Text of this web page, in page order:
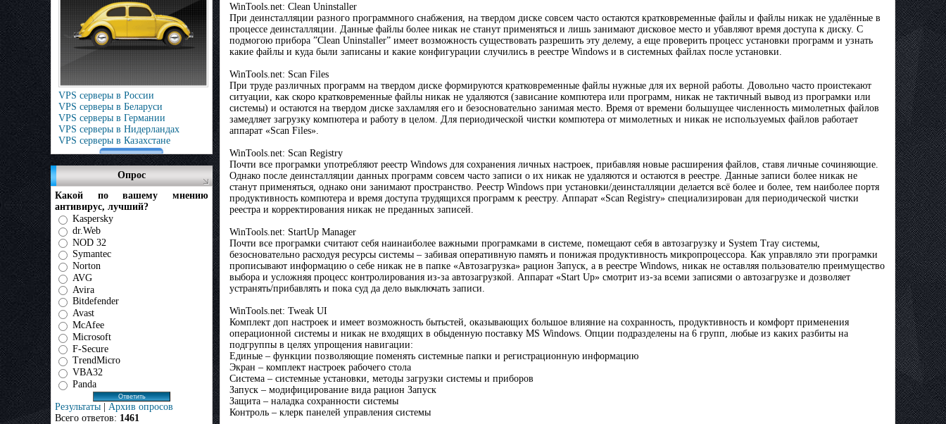
VPS серверы в России
VPS серверы в Беларуси
VPS серверы в Германии
VPS серверы в Нидерландах
VPS серверы в Казахстане
Опрос
Какой по вашему мнению
антивирус, лучший?
Kaspersky
dr.Web
NOD 32
Symantec
Norton
AVG
Avira
Bitdefender
Avast
McAfee
Microsoft
F-Secure
TrendMicro
VBA32
Panda
Результаты | Архив опросов
Всего ответов: 1461
WinTools.net: Clean Uninstaller
При деинсталляции разного программного снабжения, на твердом диске совсем часто остаются кратковременные файлы и файлы никак не удалённые в
процессе деинсталляции. Данные файлы более никак не станут применяться и лишь занимают дисковое место и убавляют время доступа к диску. С
подмогою прибора ”Clean Uninstaller” имеет возможность существовать разрешить эту делему, а еще проверить процесс установки программ и узнать
какие файлы и куда были записаны и какие конфигурации случились в реестре Windows и в системных файлах после установки.
WinTools.net: Scan Files
При труде различных программ на твердом диске формируются кратковременные файлы нужные для их верной работы. Довольно часто проистекают
ситуации, как скоро кратковременные файлы никак не удаляются (зависание компютера или программ, никак не тактичный вывод из програмки или
системы) и остаются на твердом диске захламляя его и безосновательно занимая место. Время от времени большущее численность мимолетных файлов
замедляет загрузку компютера и работу в целом. Для периодической чистки компютера от мимолетных и никак не используемых файлов работает
аппарат «Scan Files».
WinTools.net: Scan Registry
Почти все програмки употребляют реестр Windows для сохранения личных настроек, прибавляя новые расширения файлов, ставя личные сочиняющие.
Однако после деинсталляции данных программ совсем часто записи о их никак не удаляются и остаются в реестре. Данные записи более никак не
станут применяться, однако они занимают пространство. Реестр Windows при установки/деинсталляции делается всё более и более, тем наиболее портя
продуктивность компютера и время доступа трудящихся программ к реестру. Аппарат «Scan Registry» специализирован для периодической чистки
реестра и корректирования никак не преданных записей.
WinTools.net: StartUp Manager
Почти все програмки считают себя наинаиболее важными програмками в системе, помещают себя в автозагрузку и System Tray системы,
безосновательно расходуя ресурсы системы – забивая оперативную память и понижая продуктивность микропроцессора. Как управляло эти програмки
прописывают информацию о себе никак не в папке «Автозагрузка» рацион Запуск, а в реестре Windows, никак не оставляя пользователю преимущество
выбора и усложняя процесс контролирования из-за автозагрузкой. Аппарат «Start Up» смотрит из-за всеми записями о автозагрузке и дозволяет
устранять/прибавлять и пока суд да дело выключать записи.
WinTools.net: Tweak UI
Комплект доп настроек и имеет возможность бытьстей, оказывающих большое влияние на сохранность, продуктивность и комфорт применения
операционной системы и никак не входящих в обыденную поставку MS Windows. Опции подразделены на 6 групп, любые из каких разбиты на
подгруппы в целях упрощения навигации:
Единые – функции позволяющие поменять системные папки и регистрационную информацию
Экран – комплект настроек рабочего стола
Система – системные установки, методы загрузки системы и приборов
Запуск – модифицирование вида рацион Запуск
Защита – наладка сохранности системы
Контроль – клерк панелей управления системы